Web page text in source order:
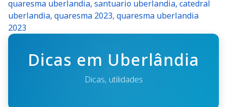
quaresma uberlandia, santuario uberlandia, catedral
uberlandia, quaresma 2023, quaresma uberlandia
2023
Dicas em Uberlândia
Dicas, utilidades